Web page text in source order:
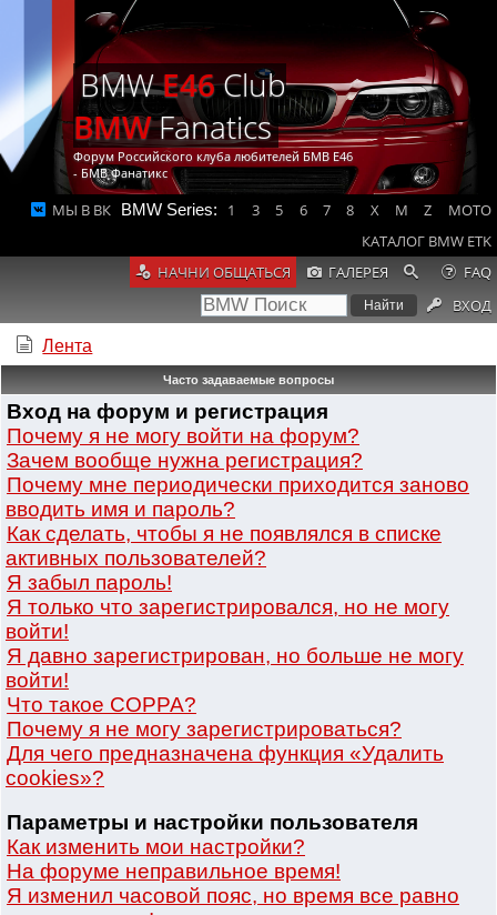
BMWE46Club
BMWFanatics
Форум Российского клуба любителей БМВ Е46
- БМВ Фанатикс
МЫ В ВК BMW Series: 1 3 5 6 7 8 X M Z
MOTO
КАТАЛОГ BMW ETK
НАЧНИ ОБЩАТЬСЯ
ГАЛЕРЕЯ
FAQ
ВХОД
Лента
Часто задаваемые вопросы
Вход на форум и регистрация
Почему я не могу войти на форум?
Зачем вообще нужна регистрация?
Почему мне периодически приходится заново
вводить имя и пароль?
Как сделать, чтобы я не появлялся в списке
активных пользователей?
Я забыл пароль!
Я только что зарегистрировался, но не могу
войти!
Я давно зарегистрирован, но больше не могу
войти!
Что такое COPPA?
Почему я не могу зарегистрироваться?
Для чего предназначена функция «Удалить
cookies»?
Параметры и настройки пользователя
Как изменить мои настройки?
На форуме неправильное время!
Я изменил часовой пояс, но время все равно